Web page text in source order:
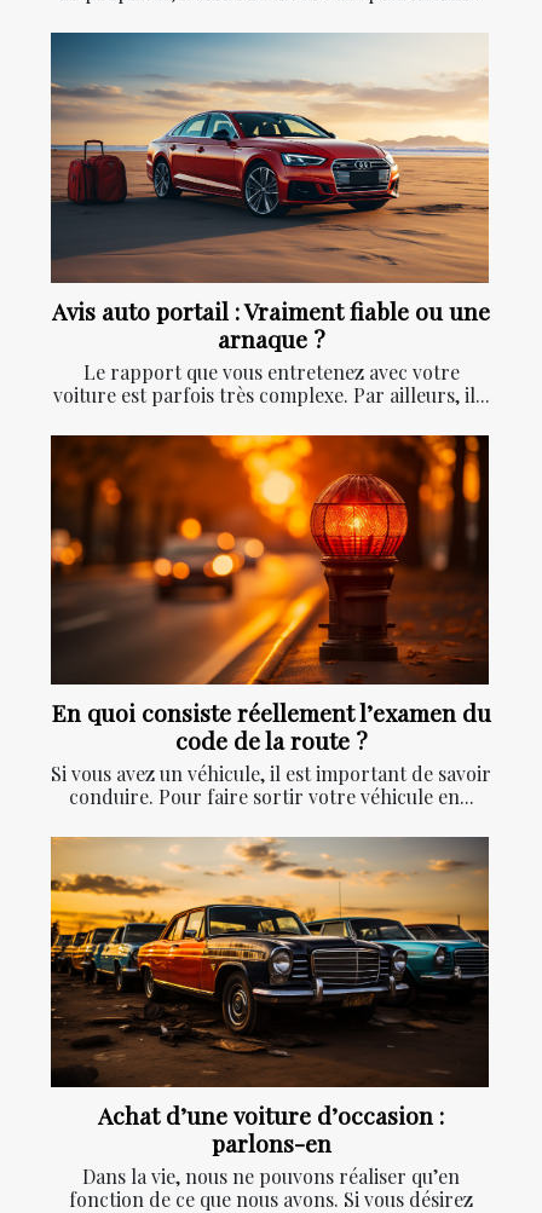
Avis auto portail : Vraiment fiable ou une
arnaque ?
Le rapport que vous entretenez avec votre
voiture est parfois très complexe. Par ailleurs, il...
En quoi consiste réellement l’examen du
code de la route ?
Si vous avez un véhicule, il est important de savoir
conduire. Pour faire sortir votre véhicule en...
Achat d’une voiture d’occasion :
parlons-en
Dans la vie, nous ne pouvons réaliser qu’en
fonction de ce que nous avons. Si vous désirez